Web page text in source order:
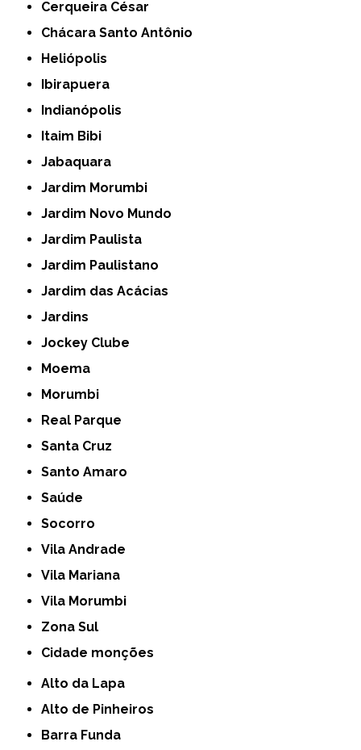
Cerqueira César
Chácara Santo Antônio
Heliópolis
Ibirapuera
Indianópolis
Itaim Bibi
Jabaquara
Jardim Morumbi
Jardim Novo Mundo
Jardim Paulista
Jardim Paulistano
Jardim das Acácias
Jardins
Jockey Clube
Moema
Morumbi
Real Parque
Santa Cruz
Santo Amaro
Saúde
Socorro
Vila Andrade
Vila Mariana
Vila Morumbi
Zona Sul
cidade monções
Alto da Lapa
Alto de Pinheiros
Barra Funda